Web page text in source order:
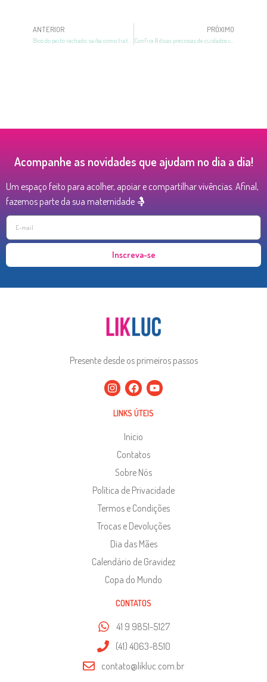
ANTERIOR PRÓXIMO
Confira 8 dicas preciosas de cuidados com a mama na amamentação
Acompanhe as novidades que ajudam no dia a dia!
Um espaço feito para acolher, apoiar e compartilhar vivências. Afinal,
fazemos parte da sua maternidade 🤱
Inscreva-se
Presente desde os primeiros passos
LINKS ÚTEIS
Início
Contatos
Sobre Nós
Política de Privacidade
Termos e Condições
Trocas e Devoluções
Dia das Mães
Calendário de Gravidez
Copa do Mundo
CONTATOS
41 9 9851-5127
(41) 4063-8510
contato@likluc.com.br